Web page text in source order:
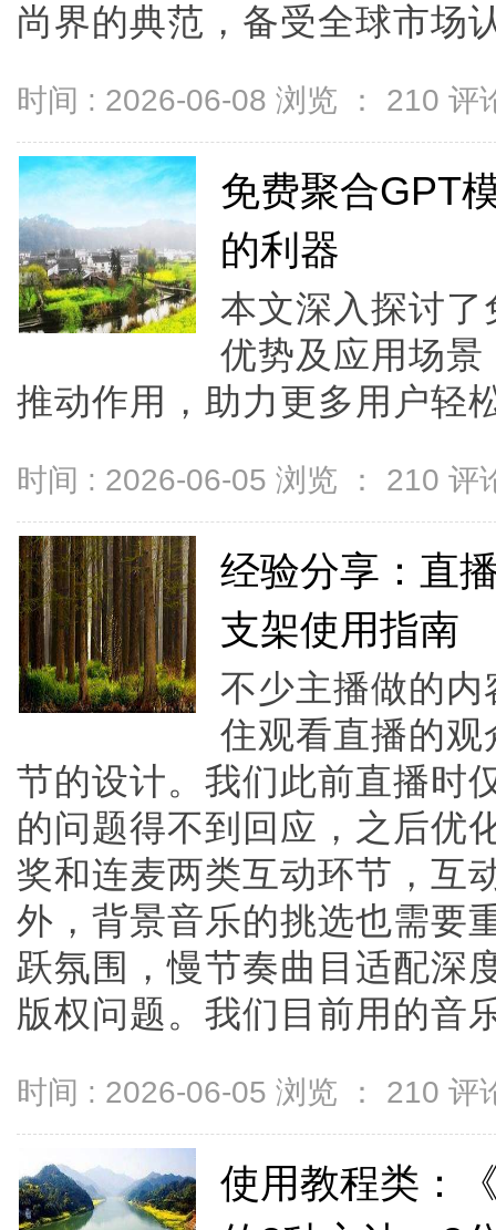
尚界的典范，备受全球市场
时间 : 2026-06-08 浏览 ： 210 评
免费聚合GPT
的利器
本文深入探讨
优势及应用场
推动作用，助力更多用户轻
时间 : 2026-06-05 浏览 ： 210 评
经验分享：直
支架使用指南
不少主播做的
住观看直播的
节的设计。我们此前直播时
的问题得不到回应，之后优
奖和连麦两类互动环节，互
外，背景音乐的挑选也需要
跃氛围，慢节奏曲目适配深
版权问题。我们目前用的音
时间 : 2026-06-05 浏览 ： 210 评
使用教程类：